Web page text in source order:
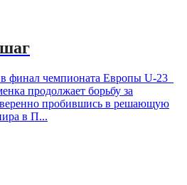
финал чемпионата Европы U-23
продолжает борьбу за
пробившись в решающую
в П...